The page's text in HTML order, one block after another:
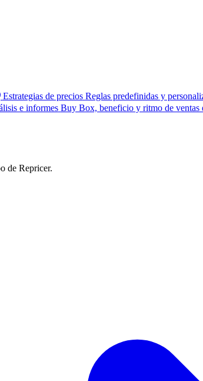
Estrategias de precios Reglas predefinidas y
e informes Buy Box, beneficio y ritmo de ventas
de Repricer.